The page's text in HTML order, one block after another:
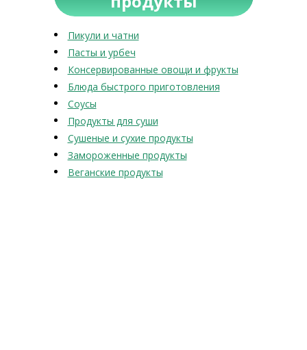
Пикули и чатни
Пасты и урбеч
Консервированные овощи и фрукты
Блюда быстрого приготовления
Соусы
Продукты для суши
Сушеные и сухие продукты
Замороженные продукты
Веганские продукты